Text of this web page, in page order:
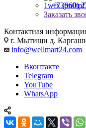
+7 (960)
Заказать
Контактная
г. Мытищи д.
info@wellmart24.com
Вконтакте
Telegram
YouTube
WhatsApp